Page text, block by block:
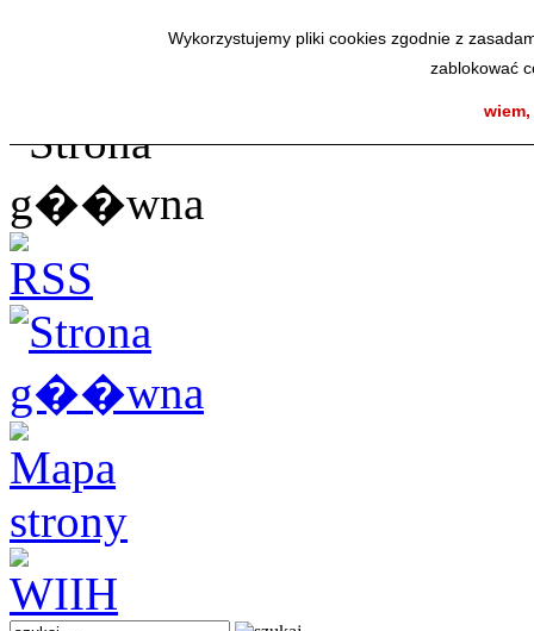
Wykorzystujemy pliki cookies zgodnie z
zablokować
SmodBIP